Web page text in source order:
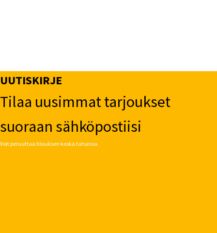
UUTISKIRJE
Tilaa uusimmat tarjoukset
suoraan sähköpostiisi
Voit peruuttaa tilauksen koska tahansa.